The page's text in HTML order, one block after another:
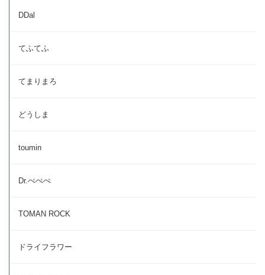
DDal
てふてふ
てまりまろ
どうしま
toumin
Dr.ぺぺぺ
TOMAN ROCK
ドライフラワー